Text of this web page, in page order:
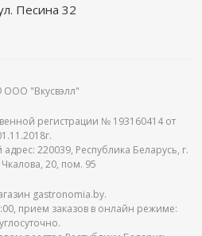
Песина 32
ООО "Вкусвэлл"
регистрации № 193160414 от
220039, Республика Беларусь, г.
20, пом. 95
gastronomia.by.
прием заказов в онлайн режиме: